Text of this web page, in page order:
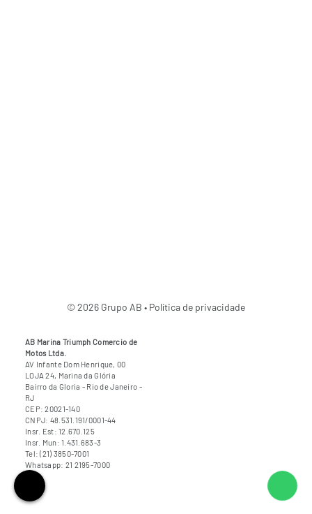
© 2026 Grupo AB • Política de privacidade
AB Marina Triumph Comercio de
Motos Ltda.
AV Infante Dom Henrique, 00
LOJA 24, Marina da Glória
Bairro da Gloria - Rio de Janeiro -
RJ
CEP: 20021-140
CNPJ: 48.531.191/0001-44
Insr. Est: 12.670.125
Insr. Mun: 1.431.683-3
Tel: (21) 3850-7001
Whatsapp: 21 2195-7000
Fale
Fale conosco via telefone